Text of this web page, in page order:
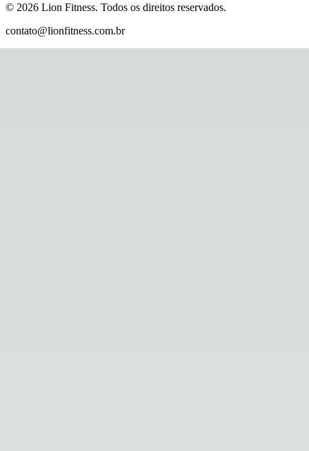
© 2026 Lion Fitness. Todos os direitos reservados.
contato@lionfitness.com.br